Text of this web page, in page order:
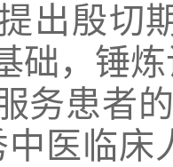
出殷切
础，锤
务患者
中医临